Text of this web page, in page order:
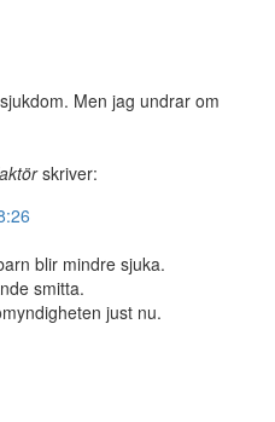
Men jag undrar om
skriver:
blir mindre sjuka.
smitta.
just nu.